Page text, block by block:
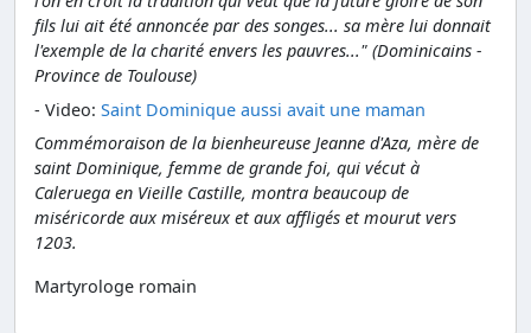
fils lui ait été annoncée par des songes... sa mère lui donnait
l'exemple de la charité envers les pauvres..." (Dominicains -
Province de Toulouse)
- Video: Saint Dominique aussi avait une maman
Commémoraison de la bienheureuse Jeanne d'Aza, mère de
saint Dominique, femme de grande foi, qui vécut à
Caleruega en Vieille Castille, montra beaucoup de
miséricorde aux miséreux et aux affligés et mourut vers
1203.
Martyrologe romain